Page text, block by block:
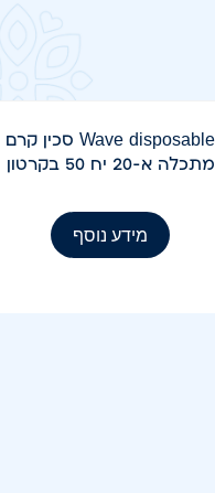
Wave disposable סכין קרם
מתכלה א-20 יח 50 בקרטון
מידע נוסף